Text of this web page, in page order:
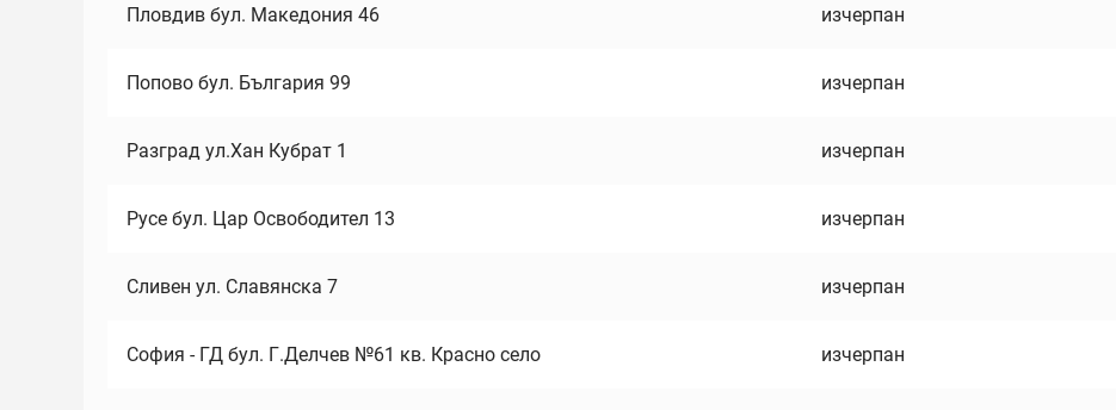
Пловдив бул. Македония 46 изчерпан
Попово бул. България 99 изчерпан
Разград ул.Хан Кубрат 1 изчерпан
Русе бул. Цар Освободител 13 изчерпан
Сливен ул. Славянска 7 изчерпан
София - ГД бул. Г.Делчев №61 кв. Красно село изчерпан